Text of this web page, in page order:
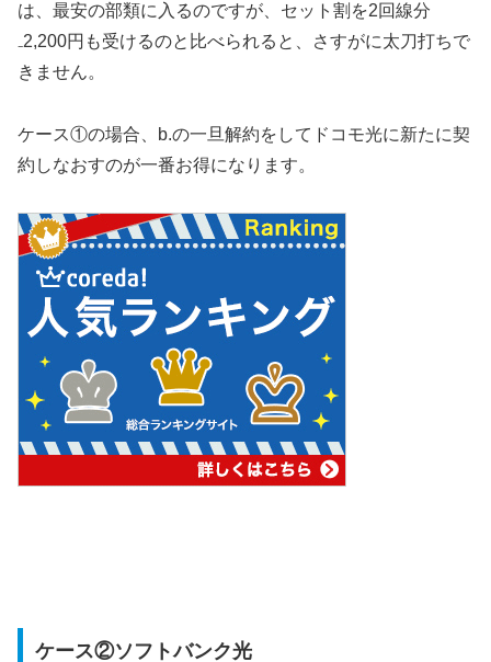
は、最安の部類に入るのですが、セット割を2回線分
₋2,200円も受けるのと比べられると、さすがに太刀打ちで
きません。
ケース①の場合、b.の一旦解約をしてドコモ光に新たに契
約しなおすのが一番お得になります。
ケース②ソフトバンク光